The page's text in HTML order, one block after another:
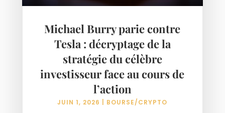
Michael Burry parie contre
Tesla : décryptage de la
stratégie du célèbre
investisseur face au cours de
l’action
JUIN 1, 2026 BOURSE/CRYPTO